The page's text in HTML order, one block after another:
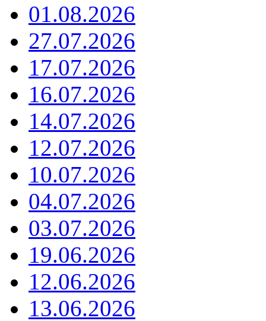
01.08.2026
27.07.2026
17.07.2026
16.07.2026
14.07.2026
12.07.2026
10.07.2026
04.07.2026
03.07.2026
19.06.2026
12.06.2026
13.06.2026